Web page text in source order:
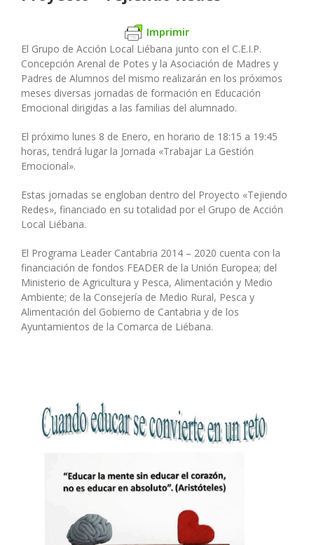
Imprimir
El Grupo de Acción Local Liébana junto con el C.E.I.P.
Concepción Arenal de Potes y la Asociación de Madres y
Padres de Alumnos del mismo realizarán en los próximos
meses diversas jornadas de formación en Educación
Emocional dirigidas a las familias del alumnado.
El próximo lunes 8 de Enero, en horario de 18:15 a 19:45
horas, tendrá lugar la Jornada «Trabajar La Gestión
Emocional».
Estas jornadas se engloban dentro del Proyecto «Tejiendo
Redes», financiado en su totalidad por el Grupo de Acción
Local Liébana.
El Programa Leader Cantabria 2014 – 2020 cuenta con la
financiación de fondos FEADER de la Unión Europea; del
Ministerio de Agricultura y Pesca, Alimentación y Medio
Ambiente; de la Consejería de Medio Rural, Pesca y
Alimentación del Gobierno de Cantabria y de los
Ayuntamientos de la Comarca de Liébana.